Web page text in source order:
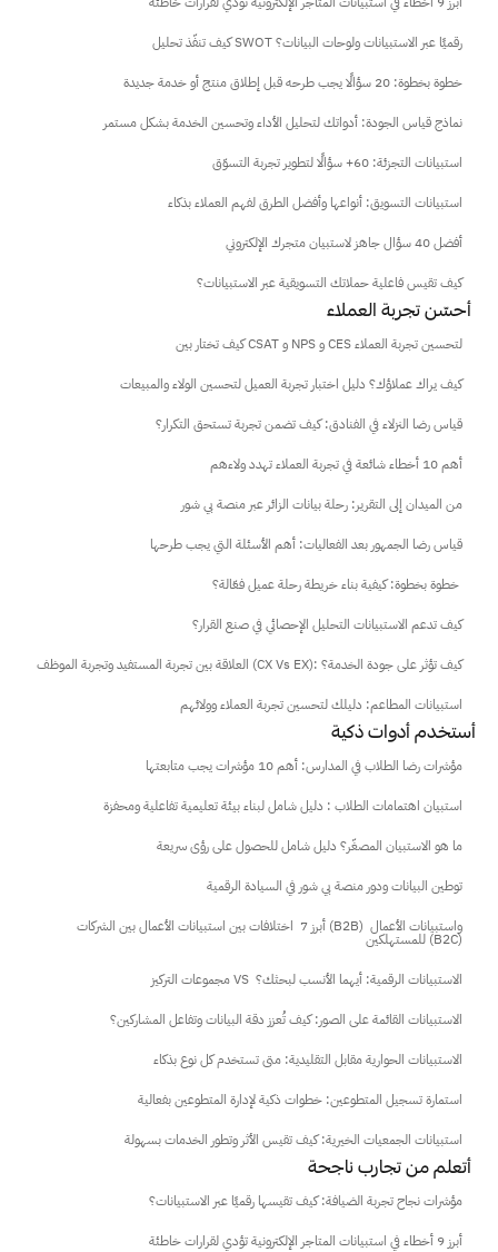
كيف تنفّذ تحليل SWOT رقميًا عبر الاستبيانات ولوحات البيانات؟
خطوة بخطوة: 20 سؤالًا يجب طرحه قبل إطلاق منتج أو خدمة جديدة
نماذج قياس الجودة: أدواتك لتحليل الأداء وتحسين الخدمة بشكل مستمر
استبيانات التجزئة: 60+ سؤالًا لتطوير تجربة التسوّق
استبيانات التسويق: أنواعها وأفضل الطرق لفهم العملاء بذكاء
أفضل 40 سؤال جاهز لاستبيان متجرك الإلكتروني
كيف تقيس فاعلية حملاتك التسويقية عبر الاستبيانات؟
كيف تختار بين CSAT و NPS و CES لتحسين تجربة العملاء
كيف يراك عملاؤك؟ دليل اختبار تجربة العميل لتحسين الولاء والمبيعات
قياس رضا النزلاء في الفنادق: كيف تضمن تجربة تستحق التكرار؟
أهم 10 أخطاء شائعة في تجربة العملاء تهدد ولاءهم
من الميدان إلى التقرير: رحلة بيانات الزائر عبر منصة بي شور
قياس رضا الجمهور بعد الفعاليات: أهم الأسئلة التي يجب طرحها
كيف تدعم الاستبيانات التحليل الإحصائي في صنع القرار؟
العلاقة بين تجربة المستفيد وتجربة الموظف (CX Vs EX): كيف تؤثر على جودة الخدمة؟
استبيانات المطاعم: دليلك لتحسين تجربة العملاء وولائهم
أستخدم أدوات ذكية
مؤشرات رضا الطلاب في المدارس: أهم 10 مؤشرات يجب متابعتها
استبيان اهتمامات الطلاب : دليل شامل لبناء بيئة تعليمية تفاعلية ومحفزة
ما هو الاستبيان المصغّر؟ دليل شامل للحصول على رؤى سريعة
توطين البيانات ودور منصة بي شور في السيادة الرقمية
أبرز 7  اختلافات بين استبيانات الأعمال بين الشركات (B2B) واستبيانات الأعمال
للمستهلكين (B2C)
مجموعات التركيز VS  الاستبيانات الرقمية: أيهما الأنسب لبحثك؟
الاستبيانات القائمة على الصور: كيف تُعزز دقة البيانات وتفاعل المشاركين؟
الاستبيانات الحوارية مقابل التقليدية: متى تستخدم كل نوع بذكاء
استمارة تسجيل المتطوعين: خطوات ذكية لإدارة المتطوعين بفعالية
استبيانات الجمعيات الخيرية: كيف تقيس الأثر وتطور الخدمات بسهولة
مؤشرات نجاح تجربة الضيافة: كيف تقيسها رقميًا عبر الاستبيانات؟
أبرز 9 أخطاء في استبيانات المتاجر الإلكترونية تؤدي لقرارات خاطئة